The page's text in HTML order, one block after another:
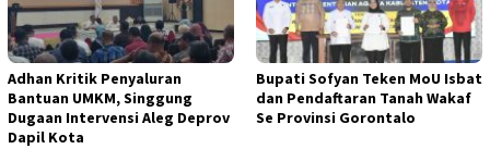
Adhan Kritik Penyaluran
Bantuan UMKM, Singgung
Dugaan Intervensi Aleg Deprov
Dapil Kota
Bupati Sofyan Teken MoU Isbat
dan Pendaftaran Tanah Wakaf
Se Provinsi Gorontalo